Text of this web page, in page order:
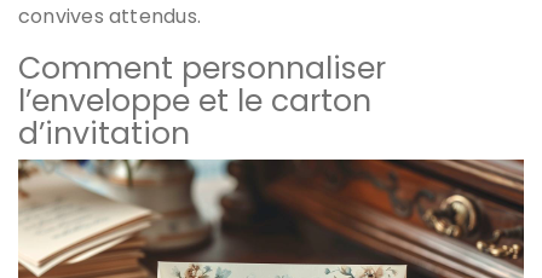
convives attendus.
Comment personnaliser
l’enveloppe et le carton
d’invitation